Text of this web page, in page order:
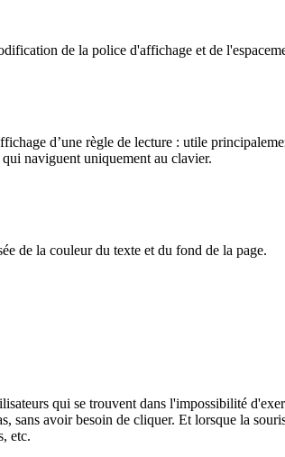
de la police d'affichage et de
d’une règle de lecture : utile
naviguent uniquement au clavier.
de la couleur du texte et du fond de la page.
qui se trouvent dans l'impossibilité
sans avoir besoin de cliquer. Et lorsque la
etc.